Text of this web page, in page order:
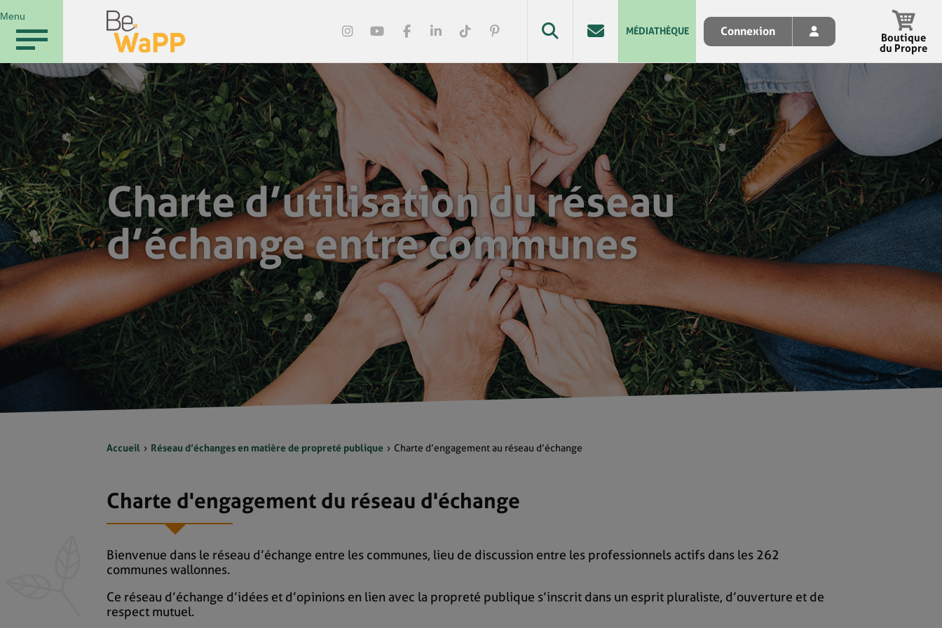
Menu
MÉDIATHÈQUE
Connexion
Boutique
du Propre
Charte d’utilisation du réseau
d’échange entre communes
Accueil Réseau d’échanges en matière de propreté publique Charte d’engagement au réseau d’échange
Charte d'engagement du réseau d'échange
Bienvenue dans le réseau d’échange entre les communes, lieu de discussion entre les professionnels actifs dans les 262
communes wallonnes.
Ce réseau d’échange d’idées et d’opinions en lien avec la propreté publique s’inscrit dans un esprit pluraliste, d’ouverture et de
respect mutuel.